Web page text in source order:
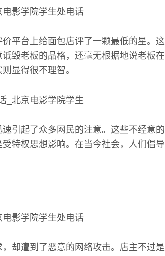
平台上给面包店评了一颗最低的星。这
毁老板的品格，还毫无根据地说老板在
显得很不理智。
引起了众多网民的注意。这些不经意的
特权思想影响。在当今社会，人们倡导
却遭到了恶意的网络攻击。店主不过是